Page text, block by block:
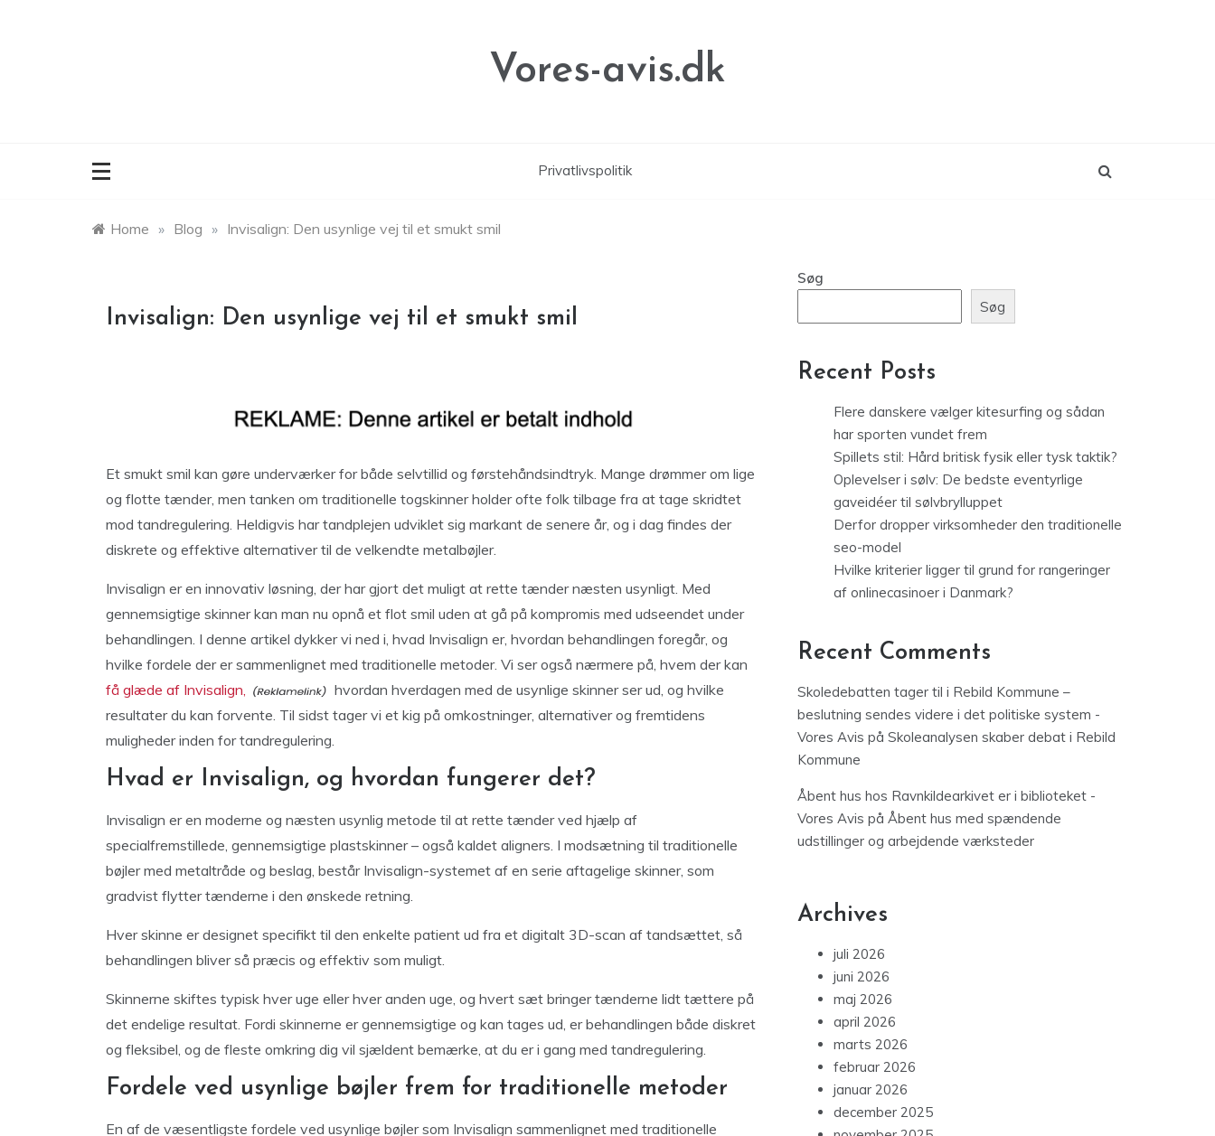
Vores-avis.dk
Privatlivspolitik
Home » Blog » Invisalign: Den usynlige vej til et smukt smil
Invisalign: Den usynlige vej til et smukt smil
Et smukt smil kan gøre underværker for både selvtillid og førstehåndsindtryk. Mange drømmer om lige
og flotte tænder, men tanken om traditionelle togskinner holder ofte folk tilbage fra at tage skridtet
mod tandregulering. Heldigvis har tandplejen udviklet sig markant de senere år, og i dag findes der
diskrete og effektive alternativer til de velkendte metalbøjler.
Invisalign er en innovativ løsning, der har gjort det muligt at rette tænder næsten usynligt. Med
gennemsigtige skinner kan man nu opnå et flot smil uden at gå på kompromis med udseendet under
behandlingen. I denne artikel dykker vi ned i, hvad Invisalign er, hvordan behandlingen foregår, og
hvilke fordele der er sammenlignet med traditionelle metoder. Vi ser også nærmere på, hvem der kan
få glæde af Invisalign,
hvordan hverdagen med de usynlige skinner ser ud, og hvilke
resultater du kan forvente. Til sidst tager vi et kig på omkostninger, alternativer og fremtidens
muligheder inden for tandregulering.
Hvad er Invisalign, og hvordan fungerer det?
Invisalign er en moderne og næsten usynlig metode til at rette tænder ved hjælp af
specialfremstillede, gennemsigtige plastskinner – også kaldet aligners. I modsætning til traditionelle
bøjler med metaltråde og beslag, består Invisalign-systemet af en serie aftagelige skinner, som
gradvist flytter tænderne i den ønskede retning.
Hver skinne er designet specifikt til den enkelte patient ud fra et digitalt 3D-scan af tandsættet, så
behandlingen bliver så præcis og effektiv som muligt.
Skinnerne skiftes typisk hver uge eller hver anden uge, og hvert sæt bringer tænderne lidt tættere på
det endelige resultat. Fordi skinnerne er gennemsigtige og kan tages ud, er behandlingen både diskret
og fleksibel, og de fleste omkring dig vil sjældent bemærke, at du er i gang med tandregulering.
Fordele ved usynlige bøjler frem for traditionelle metoder
En af de væsentligste fordele ved usynlige bøjler som Invisalign sammenlignet med traditionelle
Søg
Søg
Recent Posts
Flere danskere vælger kitesurfing og sådan
har sporten vundet frem
Spillets stil: Hård britisk fysik eller tysk taktik?
Oplevelser i sølv: De bedste eventyrlige
gaveidéer til sølvbrylluppet
Derfor dropper virksomheder den traditionelle
seo-model
Hvilke kriterier ligger til grund for rangeringer
af onlinecasinoer i Danmark?
Recent Comments
Skoledebatten tager til i Rebild Kommune –
beslutning sendes videre i det politiske system -
Vores Avis på Skoleanalysen skaber debat i Rebild
Kommune
Åbent hus hos Ravnkildearkivet er i biblioteket -
Vores Avis på Åbent hus med spændende
udstillinger og arbejdende værksteder
Archives
juli 2026
juni 2026
maj 2026
april 2026
marts 2026
februar 2026
januar 2026
december 2025